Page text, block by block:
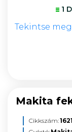
1
Tekintse
Makita
Cikkszám: